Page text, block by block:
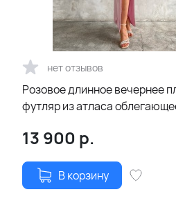
нет отзывов
Розовое длинное вечернее
футляр из атласа
13 900 р.
В корзину